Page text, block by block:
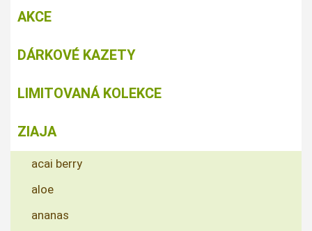
AKCE
DÁRKOVÉ KAZETY
LIMITOVANÁ KOLEKCE
ZIAJA
acai berry
aloe
ananas